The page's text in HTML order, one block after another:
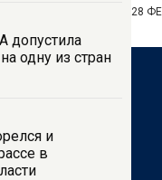
допустила
одну из стран
и
в
28